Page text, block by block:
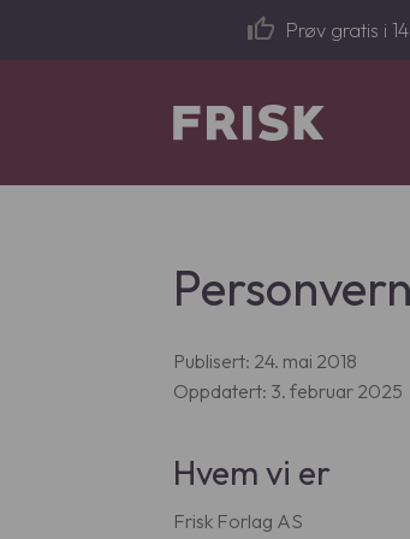
thumb_up Prøv gratis i
d
u
c
s
e
a
h
Publisert: 24. mai 2018
Oppdatert: 3. februar 2025
Hvem vi er
Frisk Forlag AS